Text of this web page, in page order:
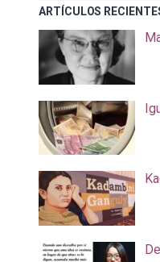
ARTÍCULOS